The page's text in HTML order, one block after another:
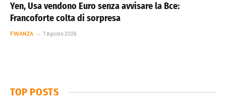
Yen, Usa vendono Euro senza avvisare la Bce:
Francoforte colta di sorpresa
FINANZA 7 Agosto 2026
TOP POSTS